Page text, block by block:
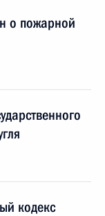
о пожарной
кодекс